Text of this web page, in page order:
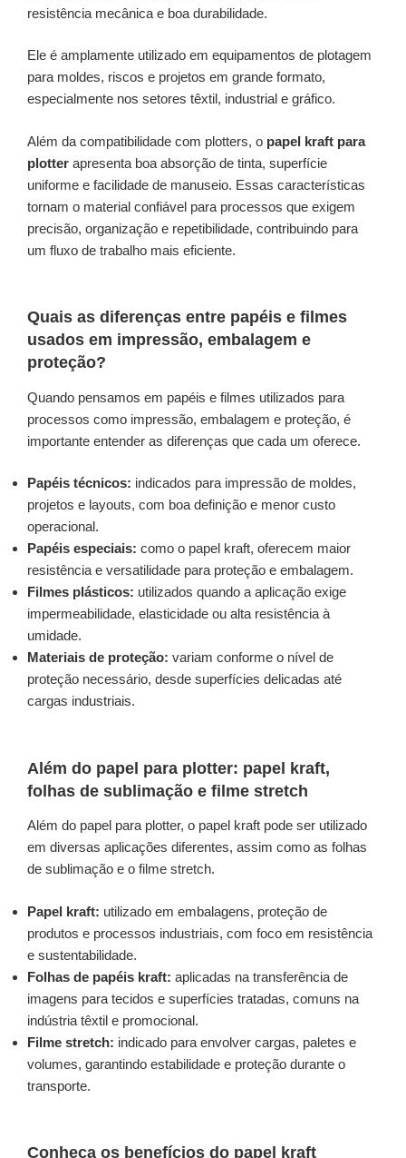
resistência mecânica e boa durabilidade.
Ele é amplamente utilizado em equipamentos de plotagem
para moldes, riscos e projetos em grande formato,
especialmente nos setores têxtil, industrial e gráfico.
Além da compatibilidade com plotters, o papel kraft para
plotter apresenta boa absorção de tinta, superfície
uniforme e facilidade de manuseio. Essas características
tornam o material confiável para processos que exigem
precisão, organização e repetibilidade, contribuindo para
um fluxo de trabalho mais eficiente.
Quais as diferenças entre papéis e filmes
usados em impressão, embalagem e
proteção?
Quando pensamos em papéis e filmes utilizados para
processos como impressão, embalagem e proteção, é
importante entender as diferenças que cada um oferece.
Papéis técnicos: indicados para impressão de moldes,
projetos e layouts, com boa definição e menor custo
operacional.
Papéis especiais: como o papel kraft, oferecem maior
resistência e versatilidade para proteção e embalagem.
Filmes plásticos: utilizados quando a aplicação exige
impermeabilidade, elasticidade ou alta resistência à
umidade.
Materiais de proteção: variam conforme o nível de
proteção necessário, desde superfícies delicadas até
cargas industriais.
Além do papel para plotter: papel kraft,
folhas de sublimação e filme stretch
Além do papel para plotter, o papel kraft pode ser utilizado
em diversas aplicações diferentes, assim como as folhas
de sublimação e o filme stretch.
Papel kraft: utilizado em embalagens, proteção de
produtos e processos industriais, com foco em resistência
e sustentabilidade.
Folhas de papéis kraft: aplicadas na transferência de
imagens para tecidos e superfícies tratadas, comuns na
indústria têxtil e promocional.
Filme stretch: indicado para envolver cargas, paletes e
volumes, garantindo estabilidade e proteção durante o
transporte.
Conheça os benefícios do papel kraft